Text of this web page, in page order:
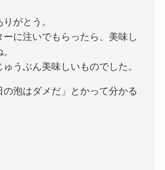
がとう。
ーに注いでもらったら、美味し
うぶん美味しいものでした。
泡はダメだ」とかって分かる